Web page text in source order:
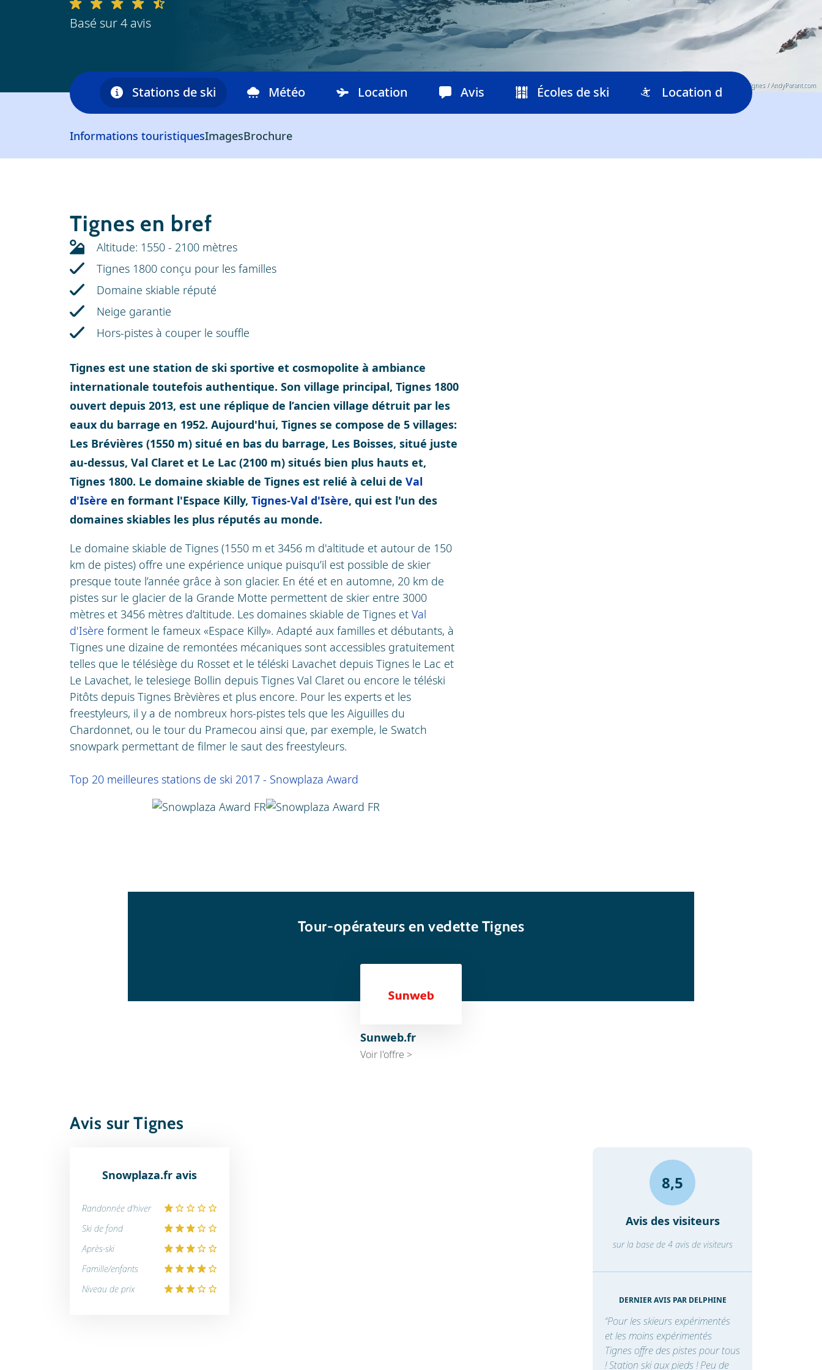
© OT Tignes / AndyParant.com
Basé sur 4 avis
skiable Stations de ski Météo Location Avis Écoles de ski Location de ski
Informations touristiquesImagesBrochure
Tignes en bref
Altitude: 1550 - 2100 mètres
Tignes 1800 conçu pour les familles
Domaine skiable réputé
Neige garantie
Hors-pistes à couper le souffle
Tignes est une station de ski sportive et cosmopolite à ambiance
internationale toutefois authentique. Son village principal, Tignes 1800
ouvert depuis 2013, est une réplique de l’ancien village détruit par les
eaux du barrage en 1952. Aujourd'hui, Tignes se compose de 5 villages:
Les Brévières (1550 m) situé en bas du barrage, Les Boisses, situé juste
au-dessus, Val Claret et Le Lac (2100 m) situés bien plus hauts et,
Tignes 1800. Le domaine skiable de Tignes est relié à celui de Val
d'Isère en formant l'Espace Killy, Tignes-Val d'Isère, qui est l'un des
domaines skiables les plus réputés au monde.
Le domaine skiable de Tignes (1550 m et 3456 m d'altitude et autour de 150
km de pistes) offre une expérience unique puisqu’il est possible de skier
presque toute l’année grâce à son glacier. En été et en automne, 20 km de
pistes sur le glacier de la Grande Motte permettent de skier entre 3000
mètres et 3456 mètres d’altitude. Les domaines skiable de Tignes et Val
d'Isère forment le fameux «Espace Killy». Adapté aux familles et débutants, à
Tignes une dizaine de remontées mécaniques sont accessibles gratuitement
telles que le télésiège du Rosset et le téléski Lavachet depuis Tignes le Lac et
Le Lavachet, le telesiege Bollin depuis Tignes Val Claret ou encore le téléski
Pitôts depuis Tignes Brèvières et plus encore. Pour les experts et les
freestyleurs, il y a de nombreux hors-pistes tels que les Aiguilles du
Chardonnet, ou le tour du Pramecou ainsi que, par exemple, le Swatch
snowpark permettant de filmer le saut des freestyleurs.
Top 20 meilleures stations de ski 2017 - Snowplaza Award
Tour-opérateurs en vedette Tignes
Sunweb.fr
Voir l'offre >
Avis sur Tignes
Snowplaza.fr avis
Randonnée d'hiver
Ski de fond
Après-ski
Famille/enfants
Niveau de prix
8,5
Avis des visiteurs
sur la base de 4 avis de visiteurs
DERNIER AVIS PAR DELPHINE
“Pour les skieurs expérimentés
et les moins expérimentés
Tignes offre des pistes pour tous
! Station ski aux pieds ! Peu de